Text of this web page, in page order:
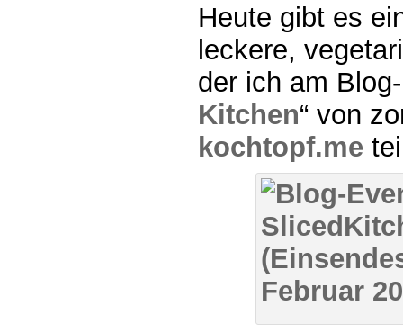
Heute gibt es
leckere,
der ich am
Kitchen“ von
kochtopf.me